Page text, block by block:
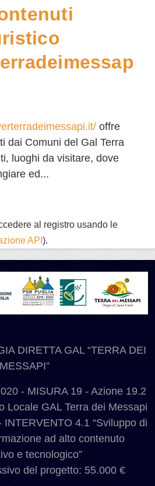
offre
dai Comuni del Gal Terra
luoghi da visitare, dove
ed...
al registro usando le
API ).
DIRETTA GAL “TERRA DEI
MESSAPI”
- MISURA 19 - Azione 19.2
Locale GAL Terra dei Messapi
INTERVENTO 4.1 “Sviluppo di
ad alto contenuto
e tecnologico”
del progetto: 55.000 €